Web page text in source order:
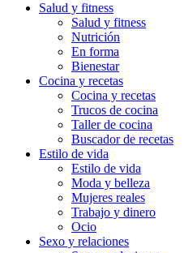
Salud y fitness
Salud y fitness
Nutrición
En forma
Bienestar
Cocina y recetas
Cocina y recetas
Trucos de cocina
Taller de cocina
Buscador de recetas
Estilo de vida
Estilo de vida
Moda y belleza
Mujeres reales
Trabajo y dinero
Ocio
Sexo y relaciones